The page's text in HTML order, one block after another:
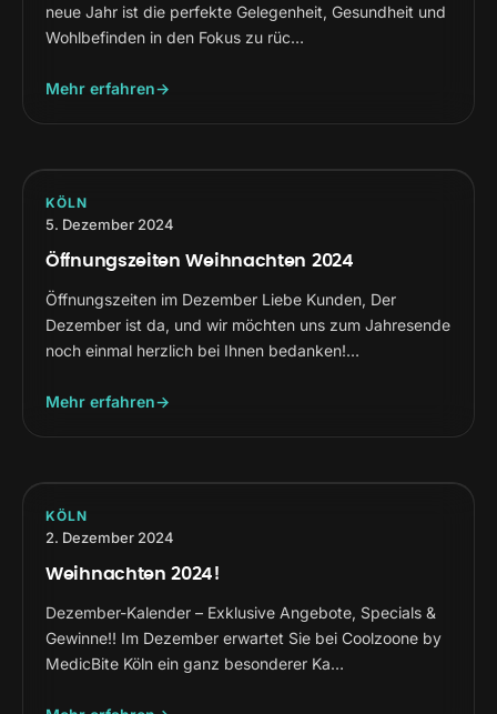
neue Jahr ist die perfekte Gelegenheit, Gesundheit und
Wohlbefinden in den Fokus zu rüc…
Mehr erfahren
KÖLN
5. Dezember 2024
Öffnungszeiten Weihnachten 2024
Öffnungszeiten im Dezember Liebe Kunden, Der
Dezember ist da, und wir möchten uns zum Jahresende
noch einmal herzlich bei Ihnen bedanken!…
Mehr erfahren
KÖLN
2. Dezember 2024
Weihnachten 2024!
Dezember-Kalender – Exklusive Angebote, Specials &
Gewinne!! Im Dezember erwartet Sie bei Coolzoone by
MedicBite Köln ein ganz besonderer Ka…